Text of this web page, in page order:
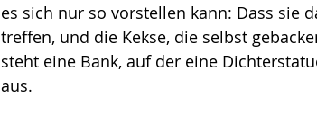
es sich nur so vorstellen kann: Dass sie
treffen, und die Kekse, die selbst
steht eine Bank, auf der eine
aus.